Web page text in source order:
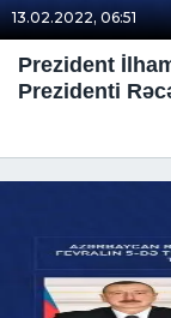
13.02.2022, 06:51
Prezident
Prezidenti